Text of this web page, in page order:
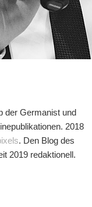
der Germanist und
2018
. Den Blog des
2019 redaktionell.